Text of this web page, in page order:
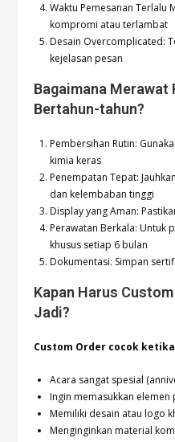
Waktu Pemesanan Terlalu
kompromi atau terlambat
Desain Overcomplicated:
kejelasan pesan
Bagaimana Merawat
Bertahun-tahun?
Pembersihan Rutin:
kimia keras
Penempatan Tepat:
dan kelembaban tinggi
Display yang Aman:
Perawatan Berkala: Untuk
khusus setiap 6 bulan
Dokumentasi: Simpan
Kapan Harus
Jadi?
Custom Order cocok
Acara sangat spesial
Ingin memasukkan elemen
Memiliki desain atau logo
Menginginkan material